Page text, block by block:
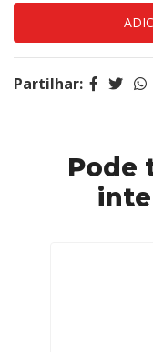
Partilhar:
Pode